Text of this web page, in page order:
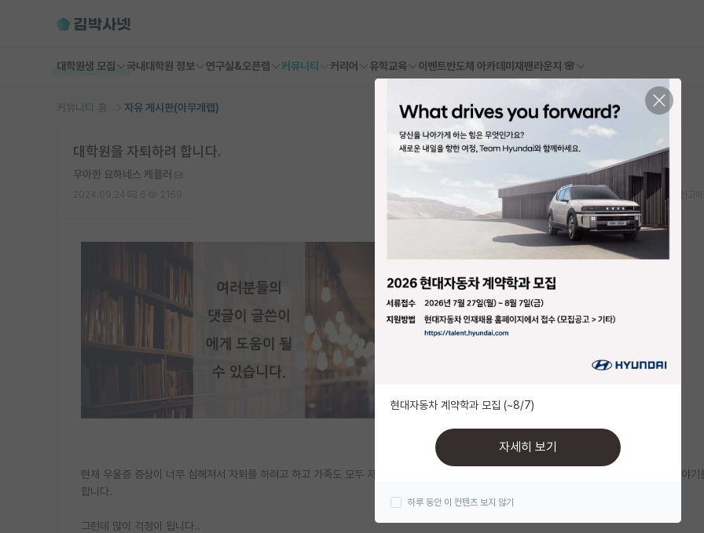
대학원생 모집 국내대학원 정보 연구실&오픈랩 커뮤니티 커리어 유학교육 이벤트반도체 아카데미 재팬라운지 🌸
커뮤니티 홈 자유 게시판(아무개랩)
대학원을 자퇴하려 합니다.
우아한 요하네스 케플러
스크랩
현재 우울증 증상이 너무 심해져서 자퇴를 하려고 하고 가족도 모두 자퇴하고 휴식기를 가진 뒤에 다시 도전해보라고 하여서, 교수님께 자퇴 이야기
합니다.
그런데 많이 걱정이 됩니다..
현대자동차 계약학과 모집 (~8/7)
자세히 보기
하루 동안 이 컨텐츠 보지 않기